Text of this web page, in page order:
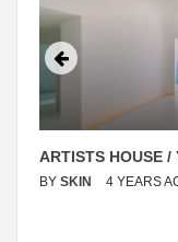
ARTISTS HOUSE /
BY SKIN 4 YEARS